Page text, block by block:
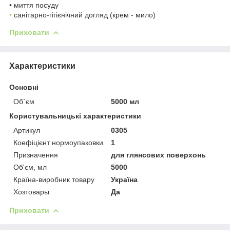
• миття посуду
• санітарно-гігієнічний догляд (крем - мило)
Приховати
Характеристики
Основні
Об`єм
5000 мл
Користувальницькі характеристики
Артикул
0305
Коефіцієнт нормоупаковки
1
Призначення
для глянсових поверхонь
Об'єм, мл
5000
Країна-виробник товару
Україна
Хозтовары
Да
Приховати